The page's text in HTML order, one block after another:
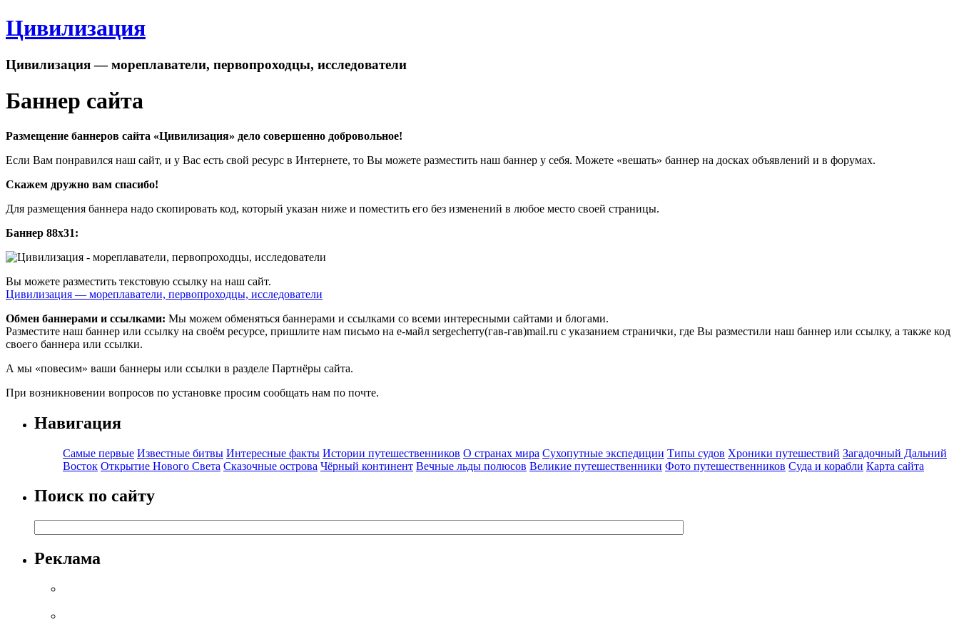
Цивилизация
Цивилизация — мореплаватели, первопроходцы, исследователи
Баннер сайта
Размещение баннеров сайта «Цивилизация» дело совершенно добровольное!
Если Вам понравился наш сайт, и у Вас есть свой ресурс в Интернете, то Вы можете разместить наш баннер у себя. Можете «вешать» баннер на досках объявлений и в форумах.
Скажем дружно вам спасибо!
Для размещения баннера надо скопировать код, который указан ниже и поместить его без изменений в любое место своей страницы.
Баннер 88х31:
Вы можете разместить текстовую ссылку на наш сайт.
Цивилизация — мореплаватели, первопроходцы, исследователи
Обмен баннерами и ссылками: Мы можем обменяться баннерами и ссылками со всеми интересными сайтами и блогами.
Разместите наш баннер или ссылку на своём ресурсе, пришлите нам письмо на е-майл sergecherry(гав-гав)mail.ru с указанием странички, где Вы разместили наш баннер или ссылку, а также код
своего баннера или ссылки.
А мы «повесим» ваши баннеры или ссылки в разделе Партнёры сайта.
При возникновении вопросов по установке просим сообщать нам по почте.
Навигация
Самые первые Известные битвы Интересные факты Истории путешественников О странах мира Сухопутные экспедиции Типы судов Хроники путешествий Загадочный Дальний
Восток Открытие Нового Света Сказочные острова Чёрный континент Вечные льды полюсов Великие путешественники Фото путешественников Суда и корабли Карта сайта
Поиск по сайту
Реклама